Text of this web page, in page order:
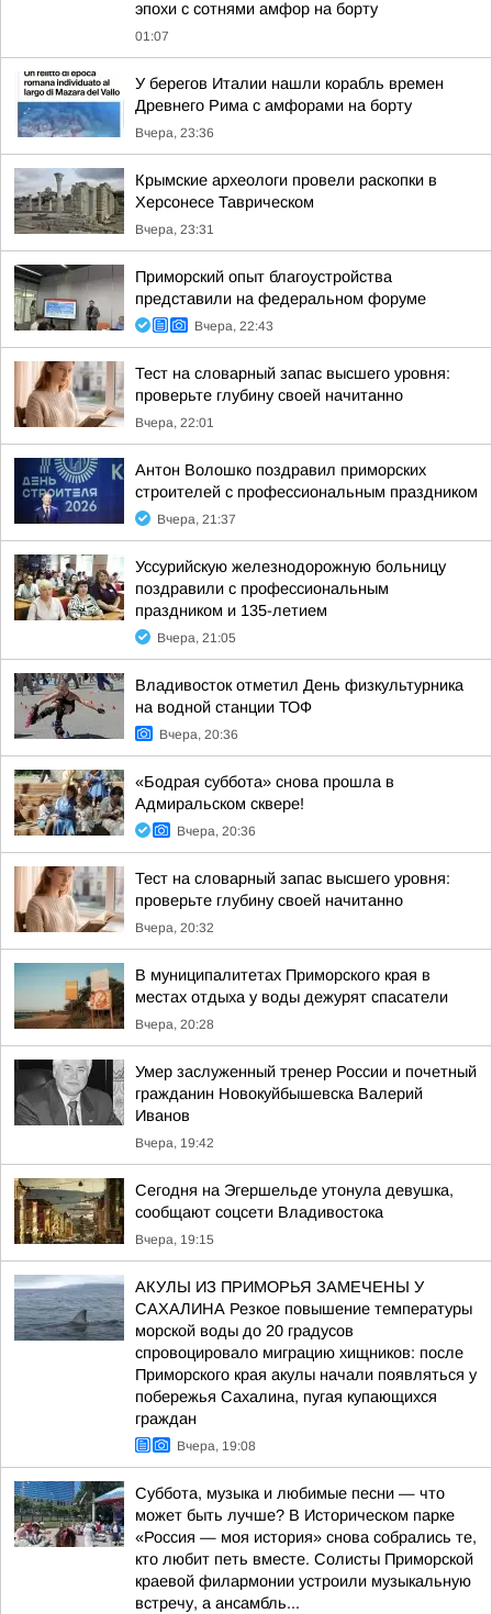
эпохи с сотнями амфор на борту
01:07
У берегов Италии нашли корабль времен
Древнего Рима с амфорами на борту
Вчера, 23:36
Крымские археологи провели раскопки в
Херсонесе Таврическом
Вчера, 23:31
Приморский опыт благоустройства
представили на федеральном форуме
Вчера, 22:43
Тест на словарный запас высшего уровня:
проверьте глубину своей начитанно
Вчера, 22:01
Антон Волошко поздравил приморских
строителей с профессиональным праздником
Вчера, 21:37
Уссурийскую железнодорожную больницу
поздравили с профессиональным
праздником и 135-летием
Вчера, 21:05
Владивосток отметил День физкультурника
на водной станции ТОФ
Вчера, 20:36
«Бодрая суббота» снова прошла в
Адмиральском сквере!
Вчера, 20:36
Тест на словарный запас высшего уровня:
проверьте глубину своей начитанно
Вчера, 20:32
В муниципалитетах Приморского края в
местах отдыха у воды дежурят спасатели
Вчера, 20:28
Умер заслуженный тренер России и почетный
гражданин Новокуйбышевска Валерий
Иванов
Вчера, 19:42
Сегодня на Эгершельде утонула девушка,
сообщают соцсети Владивостока
Вчера, 19:15
АКУЛЫ ИЗ ПРИМОРЬЯ ЗАМЕЧЕНЫ У
САХАЛИНА Резкое повышение температуры
морской воды до 20 градусов
спровоцировало миграцию хищников: после
Приморского края акулы начали появляться у
побережья Сахалина, пугая купающихся
граждан
Вчера, 19:08
Суббота, музыка и любимые песни — что
может быть лучше? В Историческом парке
«Россия — моя история» снова собрались те,
кто любит петь вместе. Солисты Приморской
краевой филармонии устроили музыкальную
встречу, а ансамбль...